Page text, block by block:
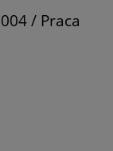
/ Praca